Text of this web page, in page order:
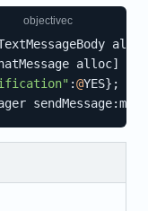
alloc
alloc]
:@YES} ;
sendMessage: